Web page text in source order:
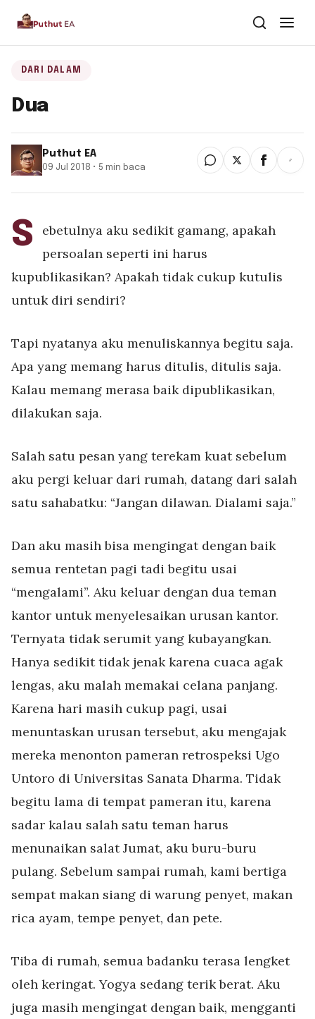
Dari Dalam
Dari Kawan
Buku
Tentang
Puthut EA
Situsweb
DARI DALAM
Dua
Puthut EA
09 Jul 2018 • 5 min baca
S
ebetulnya aku sedikit gamang, apakah
persoalan seperti ini harus
kupublikasikan? Apakah tidak cukup kutulis
untuk diri sendiri?
Tapi nyatanya aku menuliskannya begitu saja.
Apa yang memang harus ditulis, ditulis saja.
Kalau memang merasa baik dipublikasikan,
dilakukan saja.
Salah satu pesan yang terekam kuat sebelum
aku pergi keluar dari rumah, datang dari salah
satu sahabatku: “Jangan dilawan. Dialami saja.”
Dan aku masih bisa mengingat dengan baik
semua rentetan pagi tadi begitu usai
“mengalami”. Aku keluar dengan dua teman
kantor untuk menyelesaikan urusan kantor.
Ternyata tidak serumit yang kubayangkan.
Hanya sedikit tidak jenak karena cuaca agak
lengas, aku malah memakai celana panjang.
Karena hari masih cukup pagi, usai
menuntaskan urusan tersebut, aku mengajak
mereka menonton pameran retrospeksi Ugo
Untoro di Universitas Sanata Dharma. Tidak
begitu lama di tempat pameran itu, karena
sadar kalau salah satu teman harus
menunaikan salat Jumat, aku buru-buru
pulang. Sebelum sampai rumah, kami bertiga
sempat makan siang di warung penyet, makan
rica ayam, tempe penyet, dan pete.
Tiba di rumah, semua badanku terasa lengket
oleh keringat. Yogya sedang terik berat. Aku
juga masih mengingat dengan baik, mengganti